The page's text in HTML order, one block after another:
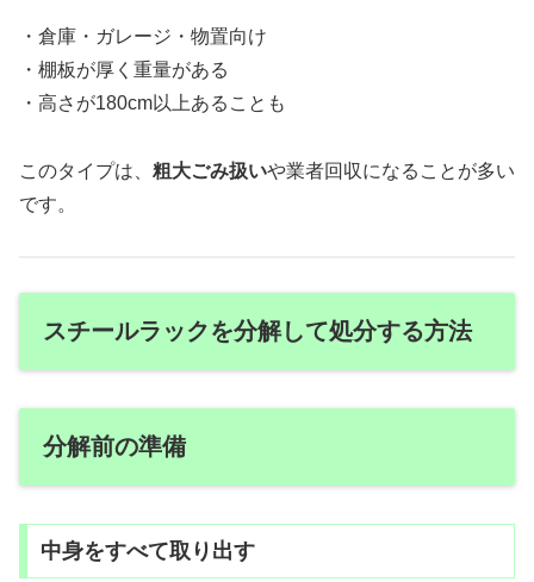
・倉庫・ガレージ・物置向け
・棚板が厚く重量がある
・高さが180cm以上あることも
このタイプは、 粗大ごみ扱いや業者回収になることが多い
です。
スチールラックを分解して処分する方法
分解前の準備
中身をすべて取り出す